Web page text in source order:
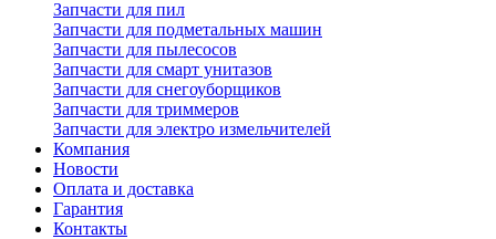
Запчасти для пил
Запчасти для подметальных машин
Запчасти для пылесосов
Запчасти для смарт унитазов
Запчасти для снегоуборщиков
Запчасти для триммеров
Запчасти для электро измельчителей
Компания
Новости
Оплата и доставка
Гарантия
Контакты